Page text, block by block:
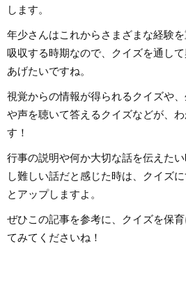
します。
年少さんはこれからさまざまな経験
吸収する時期なので、クイズを通し
あげたいですね。
視覚からの情報が得られるクイズや
や声を聴いて答えるクイズなどが、
す！
行事の説明や何か大切な話を伝えた
し難しい話だと感じた時は、クイズ
とアップしますよ。
ぜひこの記事を参考に、クイズを保
てみてくださいね！